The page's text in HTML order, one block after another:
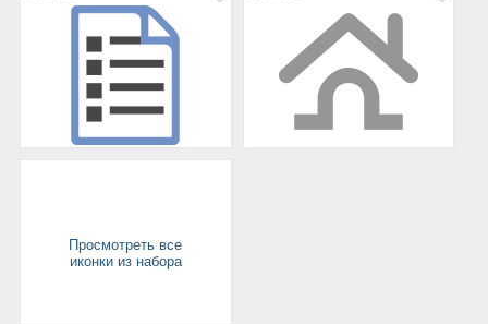
Просмотреть все
иконки из набора